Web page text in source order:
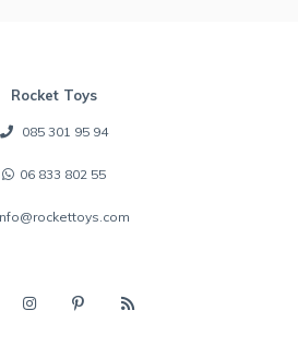
Rocket Toys
085 301 95 94
06 833 802 55